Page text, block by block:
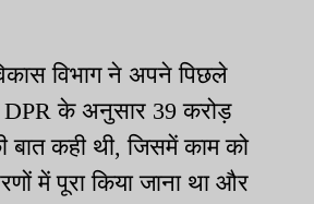
विभाग ने अपने पिछले
DPR के अनुसार 39 करोड़
कही थी, जिसमें काम को
में पूरा किया जाना था और